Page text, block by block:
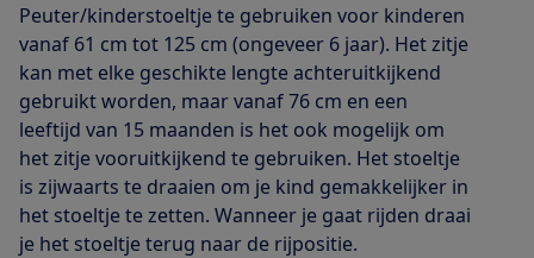
Peuter/kinderstoeltje te gebruiken voor kinderen
vanaf 61 cm tot 125 cm (ongeveer 6 jaar). Het zitje
kan met elke geschikte lengte achteruitkijkend
gebruikt worden, maar vanaf 76 cm en een
leeftijd van 15 maanden is het ook mogelijk om
het zitje vooruitkijkend te gebruiken. Het stoeltje
is zijwaarts te draaien om je kind gemakkelijker in
het stoeltje te zetten. Wanneer je gaat rijden draai
je het stoeltje terug naar de rijpositie.